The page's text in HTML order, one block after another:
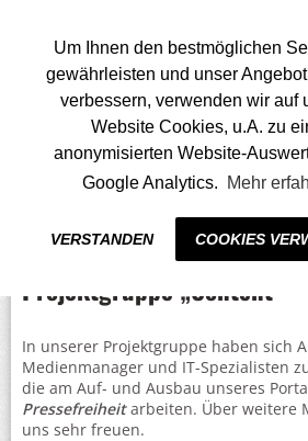
Um Ihnen den bestmöglichen
gewährleisten und unser
verbessern, verwenden wir auf
Website Cookies, u.A. zu
anonymisierten Website-
Google Analytics.
Mehr
VERSTANDEN COOKIES
Projektgruppe „Content“
In unserer Projektgruppe haben sich
Medienmanager und IT-Spezialisten
die am Auf- und Ausbau unseres
Pressefreiheitarbeiten. Über weitere
uns sehr freuen.